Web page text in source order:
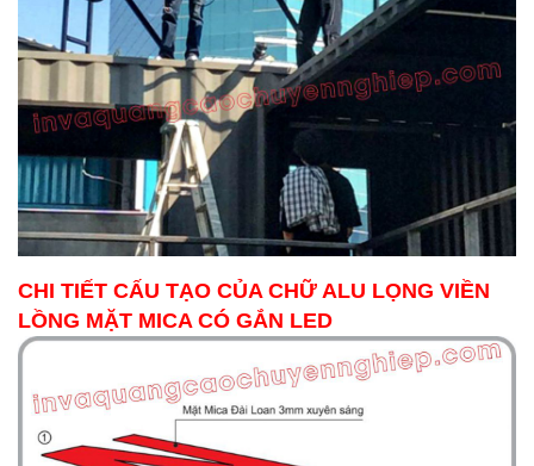
CHI TIẾT CẤU TẠO CỦA CHỮ ALU LỌNG VIỀN
LỒNG MẶT MICA CÓ GẮN LED